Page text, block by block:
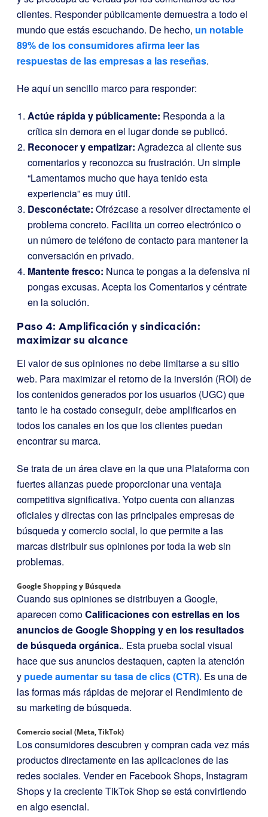
clientes. Responder públicamente demuestra a todo el
mundo que estás escuchando. De hecho, un notable
89% de los consumidores afirma leer las
respuestas de las empresas a las reseñas.
He aquí un sencillo marco para responder:
Actúe rápida y públicamente: Responda a la
crítica sin demora en el lugar donde se publicó.
Reconocer y empatizar: Agradezca al cliente sus
comentarios y reconozca su frustración. Un simple
“Lamentamos mucho que haya tenido esta
experiencia” es muy útil.
Desconéctate: Ofrézcase a resolver directamente el
problema concreto. Facilita un correo electrónico o
un número de teléfono de contacto para mantener la
conversación en privado.
Mantente fresco: Nunca te pongas a la defensiva ni
pongas excusas. Acepta los Comentarios y céntrate
en la solución.
Paso 4: Amplificación y sindicación:
maximizar su alcance
El valor de sus opiniones no debe limitarse a su sitio
web. Para maximizar el retorno de la inversión (ROI) de
los contenidos generados por los usuarios (UGC) que
tanto le ha costado conseguir, debe amplificarlos en
todos los canales en los que los clientes puedan
encontrar su marca.
Se trata de un área clave en la que una Plataforma con
fuertes alianzas puede proporcionar una ventaja
competitiva significativa. Yotpo cuenta con alianzas
oficiales y directas con las principales empresas de
búsqueda y comercio social, lo que permite a las
marcas distribuir sus opiniones por toda la web sin
problemas.
Google Shopping y Búsqueda
Cuando sus opiniones se distribuyen a Google,
aparecen comoCalificaciones con estrellas en los
anuncios de Google Shopping y en los resultados
de búsqueda orgánica.. Esta prueba social visual
hace que sus anuncios destaquen, capten la atención
y puede aumentar su tasa de clics (CTR). Es una de
las formas más rápidas de mejorar el Rendimiento de
su marketing de búsqueda.
Comercio social (Meta, TikTok)
Los consumidores descubren y compran cada vez más
productos directamente en las aplicaciones de las
redes sociales. Vender en Facebook Shops, Instagram
Shops y la creciente TikTok Shop se está convirtiendo
en algo esencial.